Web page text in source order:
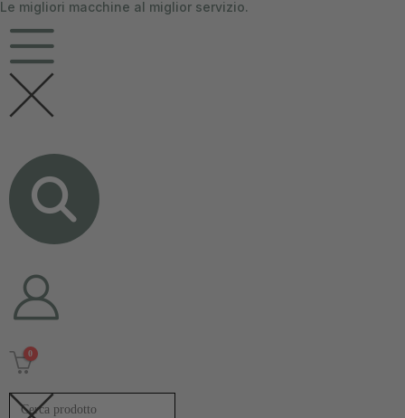
contenuto
Le migliori macchine al miglior servizio.
0